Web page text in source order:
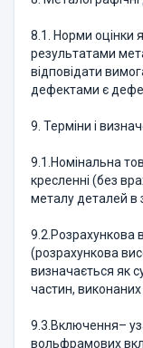
8.1. Норми оцінки
результатами
відповідати
дефектами є
9. Терміни і
9.1.Номінальна
кресленні (без
ме­талу деталей в
9.2.Розрахункова
(розра­хункова
визначається як
частин, виконаних
9.3.Включення–
вольфрамових